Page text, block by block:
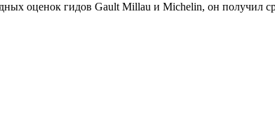
оценок гидов Gault Millau и Michelin, он получил